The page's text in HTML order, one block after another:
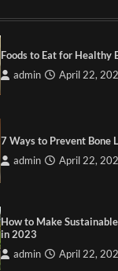
Foods to Eat for Healthy
admin April 22,
7 Ways to Prevent Bone
admin April 22,
How to Make
in 2023
admin April 22,